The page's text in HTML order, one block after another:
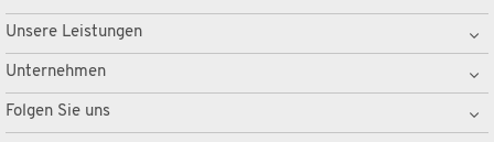
Unsere Leistungen
Unternehmen
Folgen Sie uns